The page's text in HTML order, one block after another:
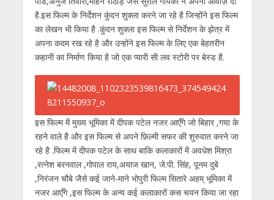
है.इस फिल्म के निर्देशन कुंदन शुक्ला करने जा रहे है जिन्होंने इस फिल्म
का लेखन भी किया है .कुंदन शुक्ला इस फिल्म से निर्देशन के झेत्र में
अपना कदम रख रहे है और उन्होंने इस फिल्म के लिए एक बेहतरीन
कहानी का निर्माण किया है जो एक प्यारी सी लव स्टोरी पर बेस्ड है.
इस फिल्म में मुख्य भूमिका में दीपक पटेल नजर आएँगे जो बिहार ,गया के
रहने वाले है और इस फिल्म से अपने फ़िल्मी सफर की शुरुवात करने जा
रहे है .फिल्म में दीपक पटेल के साथ बाकि कलाकारों में अवधेश मिश्रा
,रत्नेश बरनवाल ,गोपाल राय,अयाज खान, जे.पी. सिंह, पूनम दुबे
,निरंजन चौबे जैसे कई जाने-माने भोपुरी फिल्म सितारे अहम् भूमिका में
नजर आएँगे ,इस फिल्म के अन्य कई कलाकारों कस चयन किया जा रहा